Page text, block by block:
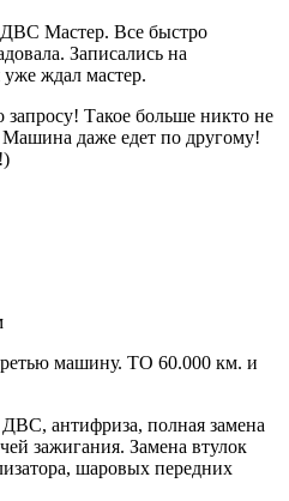
ДВС Мастер. Все быстро
Записались на
ждал мастер.
Такое больше никто не
Машина даже едет по другому!
машину. ТО 60.000 км. и
антифриза, полная замена
зажигания. Замена втулок
шаровых передних